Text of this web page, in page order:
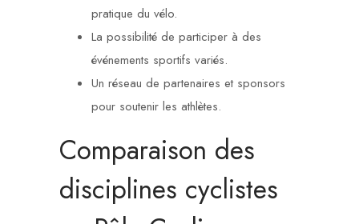
pratique du vélo.
La possibilité de participer à des
événements sportifs variés.
Un réseau de partenaires et sponsors
pour soutenir les athlètes.
Comparaison des
disciplines cyclistes